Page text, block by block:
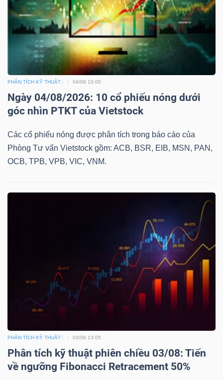
PHÂN TÍCH KỸ THUẬT 04/08 10:00
Ngày 04/08/2026: 10 cổ phiếu nóng dưới
góc nhìn PTKT của Vietstock
Các cổ phiếu nóng được phân tích trong báo cáo của
Phòng Tư vấn Vietstock gồm: ACB, BSR, EIB, MSN, PAN,
OCB, TPB, VPB, VIC, VNM.
PHÂN TÍCH KỸ THUẬT 03/08 13:05
Phân tích kỹ thuật phiên chiều 03/08: Tiến
về ngưỡng Fibonacci Retracement 50%
tức
(-)
Bài
của
tác
giả
Báo
cáo
tích
Dịch
(-)
Đào